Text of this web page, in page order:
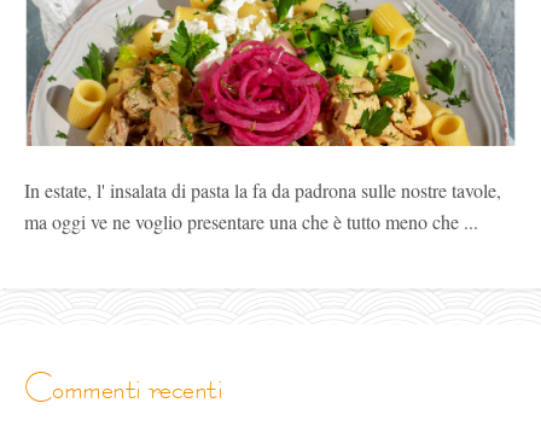
In estate, l' insalata di pasta la fa da padrona sulle nostre tavole,
ma oggi ve ne voglio presentare una che è tutto meno che ...
commenti recenti